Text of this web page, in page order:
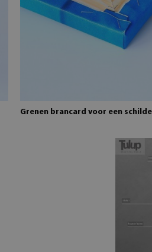
Grenen brancard voor een